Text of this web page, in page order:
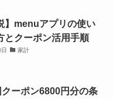
】menuアプリの使い
とクーポン活用手順
家計
ーポン6800円分の条